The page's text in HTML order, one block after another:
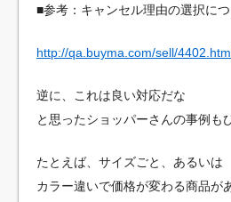
■参考：キャンセル理由の選択に
http://qa.buyma.com/sell/
逆に、これは良い対応だな
と思ったショッパーさんの事例も
たとえば、サイズごと、あるいは
カラー違いで価格が変わる商品が